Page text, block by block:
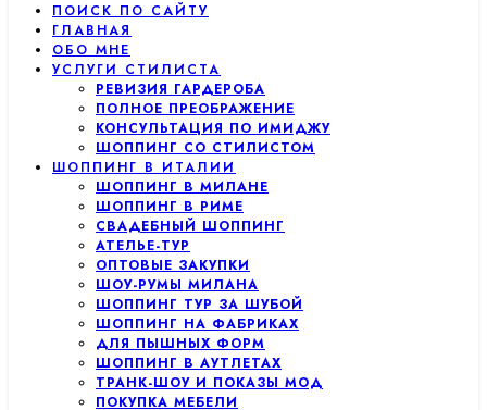
ПОИСК ПО САЙТУ
ГЛАВНАЯ
ОБО МНЕ
УСЛУГИ СТИЛИСТА
РЕВИЗИЯ ГАРДЕРОБА
ПОЛНОЕ ПРЕОБРАЖЕНИЕ
КОНСУЛЬТАЦИЯ ПО ИМИДЖУ
ШОППИНГ СО СТИЛИСТОМ
ШОППИНГ В ИТАЛИИ
ШОППИНГ В МИЛАНЕ
ШОППИНГ В РИМЕ
СВАДЕБНЫЙ ШОППИНГ
АТЕЛЬЕ-ТУР
ОПТОВЫЕ ЗАКУПКИ
ШОУ-РУМЫ МИЛАНА
ШОППИНГ ТУР ЗА ШУБОЙ
ШОППИНГ НА ФАБРИКАХ
ДЛЯ ПЫШНЫХ ФОРМ
ШОППИНГ В АУТЛЕТАХ
ТРАНК-ШОУ И ПОКАЗЫ МОД
ПОКУПКА МЕБЕЛИ